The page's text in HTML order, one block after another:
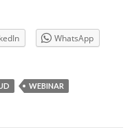
WhatsApp
WEBINAR